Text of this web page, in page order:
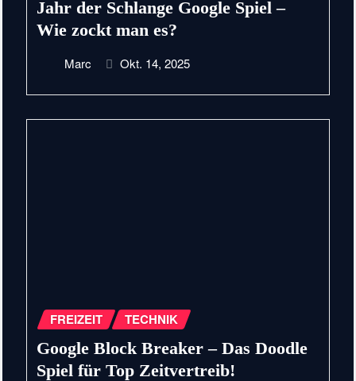
Jahr der Schlange Google Spiel –
Wie zockt man es?
Marc Okt. 14, 2025
FREIZEIT TECHNIK
Google Block Breaker – Das Doodle
Spiel für Top Zeitvertreib!